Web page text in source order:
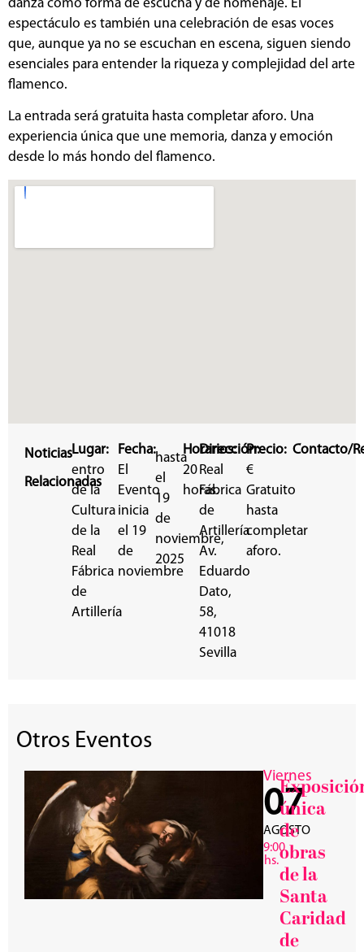
danza como forma de escucha y de homenaje. El
espectáculo es también una celebración de esas voces
que, aunque ya no se escuchan en escena, siguen siendo
esenciales para entender la riqueza y complejidad del arte
flamenco.
La entrada será gratuita hasta completar aforo. Una
experiencia única que une memoria, danza y emoción
desde lo más hondo del flamenco.
Noticias
Relacionadas
Lugar:
entro
de la
Cultura
de la
Real
Fábrica
de
Artillería
Fecha:
El
Evento
inicia
el 19
de
noviembre
hasta
el
19
de
noviembre,
2025
Horarios:
20
horas.
Dirección:
Real
Fábrica
de
Artillería
Av.
Eduardo
Dato,
58,
41018
Sevilla
Precio:
€
Gratuito
hasta
completar
aforo.
Contacto/
Otros Eventos
Viernes
07
AGOSTO
9:00
hs.
única
de
obras
de la
Santa
Caridad
de